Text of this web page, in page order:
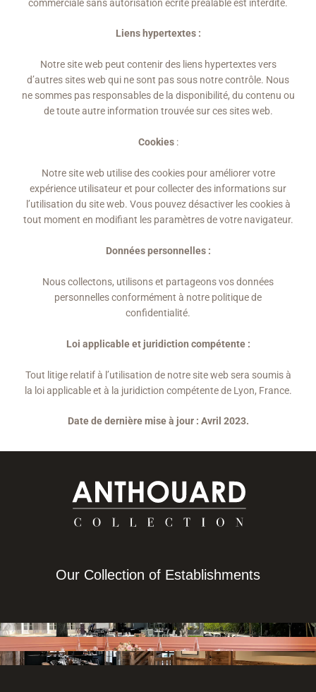
commerciale sans autorisation écrite préalable est interdite.
Liens hypertextes :
Notre site web peut contenir des liens hypertextes vers
d’autres sites web qui ne sont pas sous notre contrôle. Nous
ne sommes pas responsables de la disponibilité, du contenu ou
de toute autre information trouvée sur ces sites web.
Cookies:
Notre site web utilise des cookies pour améliorer votre
expérience utilisateur et pour collecter des informations sur
l’utilisation du site web. Vous pouvez désactiver les cookies à
tout moment en modifiant les paramètres de votre navigateur.
Données personnelles :
Nous collectons, utilisons et partageons vos données
personnelles conformément à notre politique de
confidentialité.
Loi applicable et juridiction compétente :
Tout litige relatif à l’utilisation de notre site web sera soumis à
la loi applicable et à la juridiction compétente de Lyon, France.
Date de dernière mise à jour : Avril 2023.
Our Collection of Establishments